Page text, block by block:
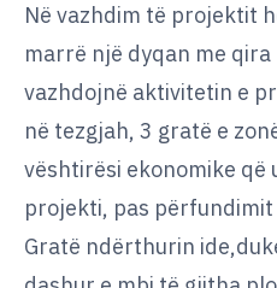
Në vazhdim të projektit
marrë një dyqan me
vazhdojnë aktivitetin e
në tezgjah, 3 gratë e
vështirësi ekonomike që
projekti, pas
Gratë ndërthurin